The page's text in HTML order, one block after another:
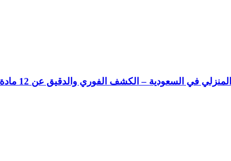
في السعودية – الكشف الفوري والدقيق عن 12 مادة